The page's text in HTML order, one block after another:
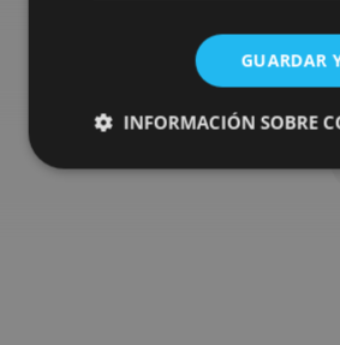
Joan planen
GUARDAR
INFORMACIÓN SOBRE